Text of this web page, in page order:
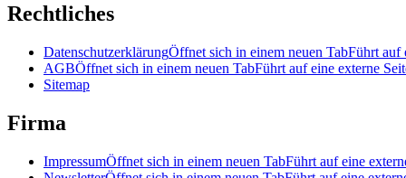
Rechtliches
DatenschutzerklärungÖffnet sich in einem neuen TabFührt auf
AGBÖffnet sich in einem neuen TabFührt auf eine externe
Sitemap
Firma
ImpressumÖffnet sich in einem neuen TabFührt auf eine